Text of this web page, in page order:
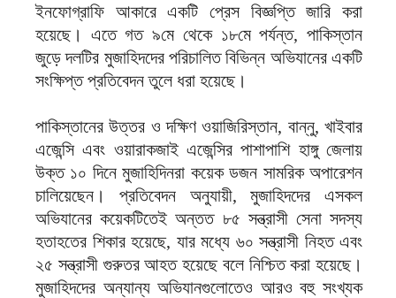
ইনফোগ্রাফি আকারে একটি প্রেস বিজ্ঞপ্তি জারি করা
হয়েছে। এতে গত ৯মে থেকে ১৮মে পর্যন্ত, পাকিস্তান
জুড়ে দলটির মুজাহিদদের পরিচালিত বিভিন্ন অভিযানের একটি
সংক্ষিপ্ত প্রতিবেদন তুলে ধরা হয়েছে।
পাকিস্তানের উত্তর ও দক্ষিণ ওয়াজিরিস্তান, বান্নু, খাইবার
এজেন্সি এবং ওয়ারাকজাই এজেন্সির পাশাপাশি হাঙ্গু জেলায়
উক্ত ১০ দিনে মুজাহিদিনরা কয়েক ডজন সামরিক অপারেশন
চালিয়েছেন। প্রতিবেদন অনুযায়ী, মুজাহিদদের এসকল
অভিযানের কয়েকটিতেই অন্তত ৮৫ সন্ত্রাসী সেনা সদস্য
হতাহতের শিকার হয়েছে, যার মধ্যে ৬০ সন্ত্রাসী নিহত এবং
২৫ সন্ত্রাসী গুরুতর আহত হয়েছে বলে নিশ্চিত করা হয়েছে।
মুজাহিদদের অন্যান্য অভিযানগুলোতেও আরও বহু সংখ্যক